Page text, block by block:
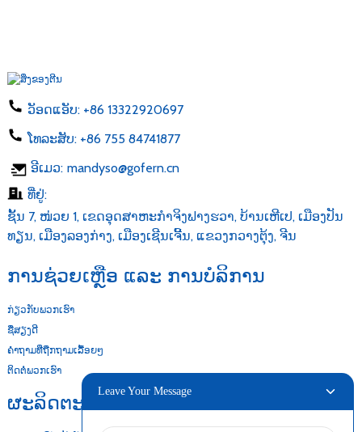
ວັອດແອັບ: +86 13322920697
ໂທລະສັບ: +86 755 84741877
ອີເມວ: mandyso@gofern.cn
ທີ່ຢູ່:
ຊັ້ນ 7, ໜ່ວຍ 1, ເຂດອຸດສາຫະກຳຈິງຟາງຮວາ, ບ້ານເຫີເປ, ເມືອງປັນ
ທຽນ, ເມືອງລອງກ່າງ, ເມືອງເຊີນເຈີ້ນ, ແຂວງກວາງຕຸ້ງ, ຈີນ
ການຊ່ວຍເຫຼືອ ແລະ ການບໍລິການ
ກ່ຽວກັບພວກເຮົາ
ຊື່ສຽງດີ
ຄຳຖາມທີ່ຖືກຖາມເລື້ອຍໆ
ຕິດຕໍ່ພວກເຮົາ
ຜະລິດຕະພັນຂອງພວກເຮົາ
Leave Your Message